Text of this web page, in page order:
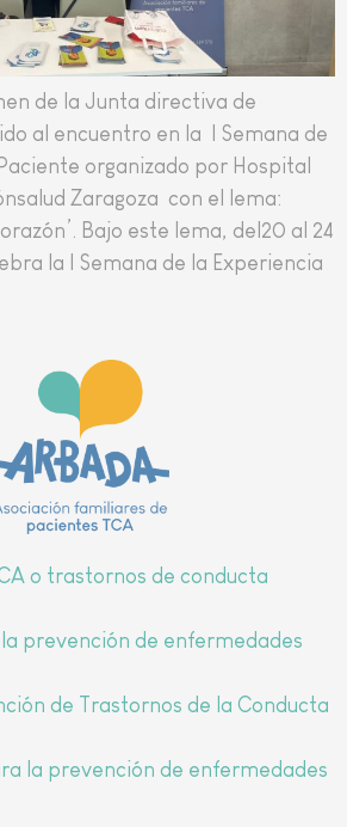
de la Junta directiva de
al encuentro en la I Semana de
organizado por Hospital
Zaragoza con el lema:
Bajo este lema, del20 al 24
la I Semana de la Experiencia
o trastornos de conducta
prevención de enfermedades
de Trastornos de la Conducta
la prevención de enfermedades